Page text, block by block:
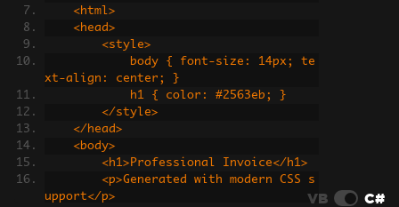
    <html>
    <head>
        <style>
xt-align: center; }
            h1 { color: #2563eb; }
        </style>
    </head>
    <body>
        <h1>Professional Invoice</h1>
upport</p>
VB C#